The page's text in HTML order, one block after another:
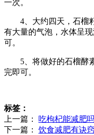
一次。
4、大约四天，石榴籽
有大量的气泡，水体呈
可。
5、将做好的石榴酵素
完即可。
标签：
上一篇： 吃枸杞能减肥
下一篇： 饮食减肥有诀